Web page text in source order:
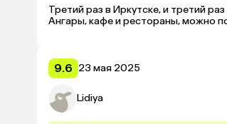
Третий раз в Иркутске, и третий
Ангары, кафе и рестораны, можно
9.6 23 мая 2025
Lidiya